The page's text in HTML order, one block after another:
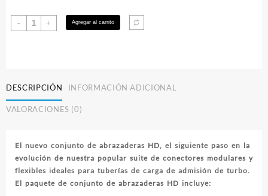
$25.000
-
Abrazaderas
+ Agregar al carrito
DESCRIPCIÓN INFORMACIÓN ADICIONAL
VALORACIONES (0)
El nuevo conjunto de abrazaderas HD, el siguiente paso en la
evolución de nuestra popular suite de conectores modulares y
flexibles ideales para tuberías de carga de admisión de turbo.
El paquete de conjunto de abrazaderas HD incluye: